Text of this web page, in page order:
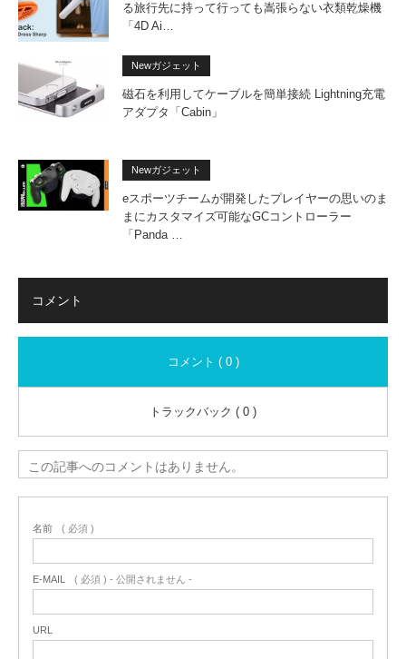
る旅行先に持って行っても嵩張らない衣類乾燥機
「4D Ai…
Newガジェット
磁石を利用してケーブルを簡単接続 Lightning充電
アダプタ「Cabin」
Newガジェット
eスポーツチームが開発したプレイヤーの思いのま
まにカスタマイズ可能なGCコントローラー
「Panda …
コメント
コメント ( 0 )
トラックバック ( 0 )
この記事へのコメントはありません。
名前 ( 必須 )
E-MAIL ( 必須 ) - 公開されません -
URL